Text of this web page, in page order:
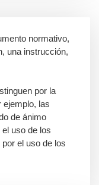
normativo,
una instrucción,
por la
ejemplo, las
de ánimo
uso de los
el uso de los